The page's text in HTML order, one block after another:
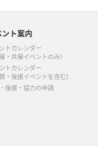
ント案内
トカレンダー
催・共催イベントのみ）
トカレンダー
賛・後援イベントを含む）
後援・協力の申請